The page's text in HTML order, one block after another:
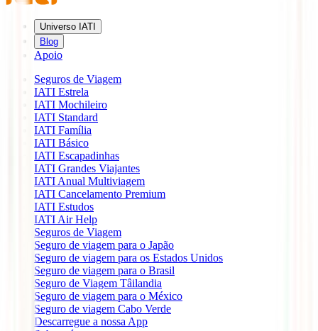
Universo IATI
Blog
Apoio
Seguros de Viagem
IATI Estrela
IATI Mochileiro
IATI Standard
IATI Família
IATI Básico
IATI Escapadinhas
IATI Grandes Viajantes
IATI Anual Multiviagem
IATI Cancelamento Premium
IATI Estudos
IATI Air Help
Seguros de Viagem
Seguro de viagem para o Japão
Seguro de viagem para os Estados Unidos
Seguro de viagem para o Brasil
Seguro de Viagem Tâilandia
Seguro de viagem para o México
Seguro de viagem Cabo Verde
Descarregue a nossa App